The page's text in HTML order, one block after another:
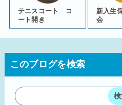
テニスコート コ
ート開き
新入生
会
このブログを検索